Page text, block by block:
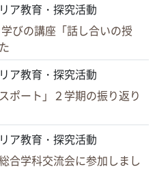
ア教育・探究活動
びの講座「話し合いの授
ア教育・探究活動
ポート」２学期の振り返り
ア教育・探究活動
合学科交流会に参加しまし